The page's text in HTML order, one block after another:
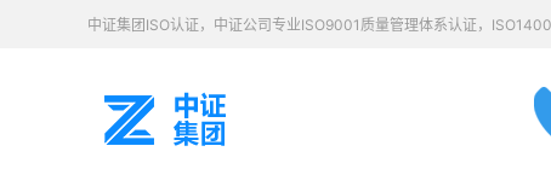
中证集团ISO认证，中证公司专业ISO9001质量管理体系认证，